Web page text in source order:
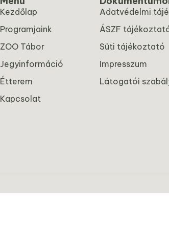
Kezdőlap
Programjaink
ZOO Tábor
Jegyinformáció
Étterem
Kapcsolat
Adatvédelmi
ÁSZF
Süti tájékoztató
Impresszum
Látogatói